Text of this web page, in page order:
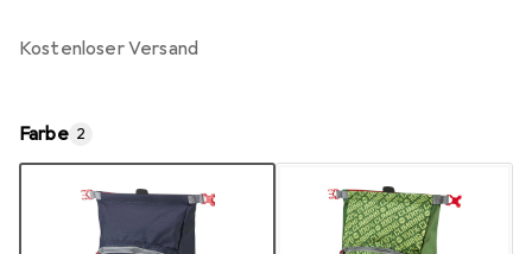
kostenloser Versand
Farbe 2